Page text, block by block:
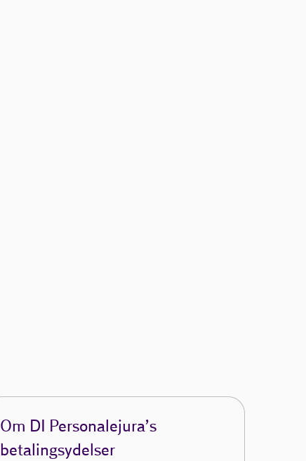
Om DI Personalejura’s
betalingsydelser